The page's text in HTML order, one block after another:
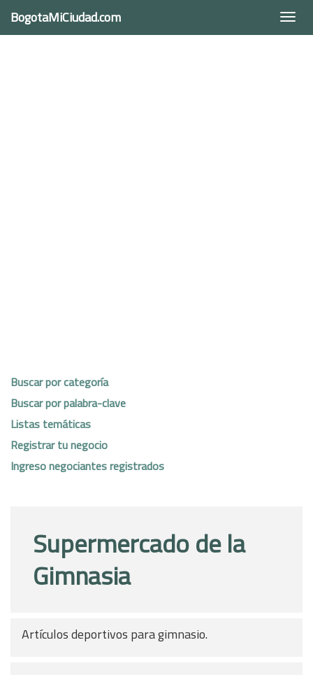
BogotaMiCiudad.com
Buscar por categoría
Buscar por palabra-clave
Listas temáticas
Registrar tu negocio
Ingreso negociantes registrados
Supermercado de la
Gimnasia
Artículos deportivos para gimnasio.